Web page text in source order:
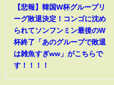
【悲報】韓国W杯グループリ
ーグ敗退決定！コンゴに沈め
られてソンフンミン最後のW
杯終了「あのグループで敗退
は雑魚すぎww」がこちらで
す！！！！